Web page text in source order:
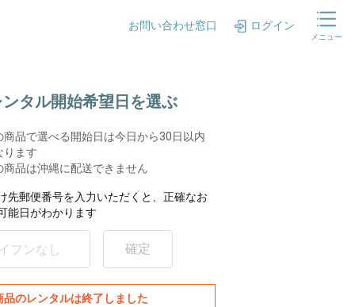
お問い合わせ窓口 ログイン
メニュー
ンタル開始希望日を選ぶ
商品で選べる開始日は今日から30日以内
ります
商品は沖縄に配送できません
先郵便番号を入力いただくと、正確なお
能日がわかります
確定
品のレンタルは終了しました